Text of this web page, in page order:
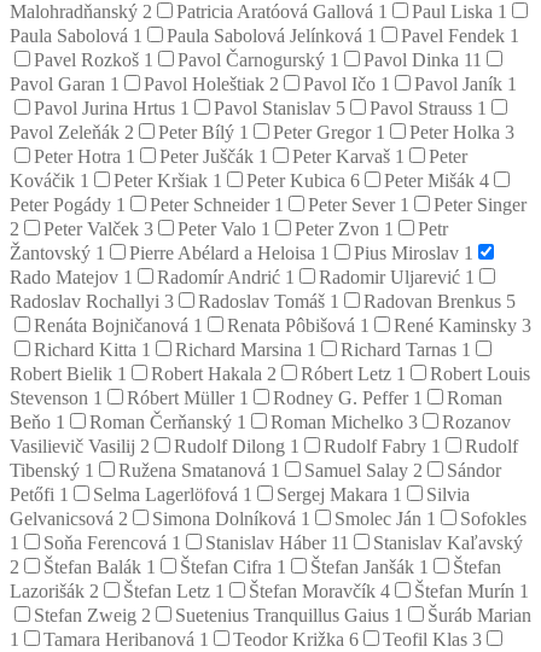
Malohradňanský 2 Patricia Aratóová Gallová 1 Paul Liska 1
Paula Sabolová 1 Paula Sabolová Jelínková 1 Pavel Fendek 1
Pavel Rozkoš 1 Pavol Čarnogurský 1 Pavol Dinka 11
Pavol Garan 1 Pavol Holeštiak 2 Pavol Ičo 1 Pavol Janík 1
Pavol Jurina Hrtus 1 Pavol Stanislav 5 Pavol Strauss 1
Pavol Zeleňák 2 Peter Bílý 1 Peter Gregor 1 Peter Holka 3
Peter Hotra 1 Peter Juščák 1 Peter Karvaš 1
Peter
Kováčik 1 Peter Kršiak 1 Peter Kubica 6 Peter Mišák 4
Peter Pogády 1 Peter Schneider 1 Peter Sever 1
Peter Singer
2
Peter Valček 3 Peter Valo 1 Peter Zvon 1
Petr
Žantovský 1 Pierre Abélard a Heloisa 1 Pius Miroslav 1
Rado Matejov 1 Radomír Andrić 1 Radomir Uljarević 1
Radoslav Rochallyi 3 Radoslav Tomáš 1 Radovan Brenkus 5
Renáta Bojničanová 1 Renata Pôbišová 1 René Kaminsky 3
Richard Kitta 1 Richard Marsina 1 Richard Tarnas 1
Robert Bielik 1 Robert Hakala 2 Róbert Letz 1
Robert Louis
Stevenson 1 Róbert Müller 1 Rodney G. Peffer 1
Roman
Beňo 1 Roman Čerňanský 1 Roman Michelko 3
Rozanov
Vasilievič Vasilij 2 Rudolf Dilong 1 Rudolf Fabry 1
Rudolf
Tibenský 1 Ružena Smatanová 1 Samuel Salay 2
Sándor
Petőfi 1 Selma Lagerlöfová 1 Sergej Makara 1
Silvia
Gelvanicsová 2 Simona Dolníková 1 Smolec Ján 1
Sofokles
1
Soňa Ferencová 1 Stanislav Háber 11
Stanislav Kaľavský
2
Štefan Balák 1 Štefan Cifra 1 Štefan Janšák 1
Štefan
Lazorišák 2 Štefan Letz 1 Štefan Moravčík 4 Štefan Murín 1
Stefan Zweig 2 Suetenius Tranquillus Gaius 1
Šuráb Marian
1
Tamara Heribanová 1 Teodor Križka 6 Teofil Klas 3